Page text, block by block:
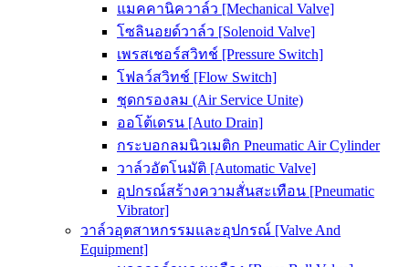
แมคคานิควาล์ว [Mechanical Valve]
โซลินอยด์วาล์ว [Solenoid Valve]
เพรสเชอร์สวิทช์ [Pressure Switch]
โฟลว์สวิทช์ [Flow Switch]
ชุดกรองลม (Air Service Unite)
ออโต้เดรน [Auto Drain]
กระบอกลมนิวเมติก Pneumatic Air Cylinder
วาล์วอัตโนมัติ [Automatic Valve]
อุปกรณ์สร้างความสั่นสะเทือน [Pneumatic
Vibrator]
วาล์วอุตสาหกรรมและอุปกรณ์ [Valve And
Equipment]